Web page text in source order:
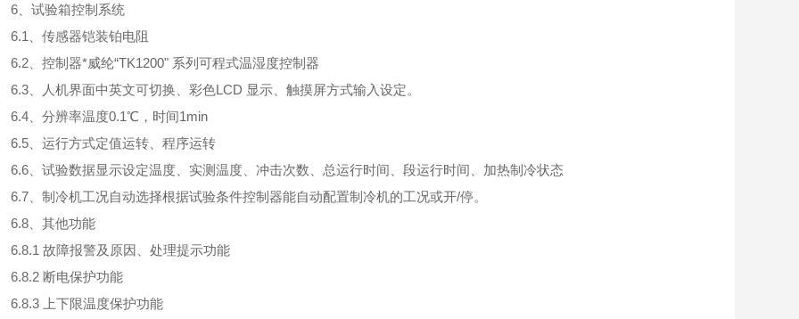
试验箱控制系统
、传感器铠装铂电阻
、控制器*威纶“TK1200" 系列可程式温湿度控制器
、人机界面中英文可切换、彩色LCD 显示、触摸屏方式输入设定。
、分辨率温度0.1℃，时间1min
、运行方式定值运转、程序运转
、试验数据显示设定温度、实测温度、冲击次数、总运行时间、段运行时间、加热制冷状态
、制冷机工况自动选择根据试验条件控制器能自动配置制冷机的工况或开/停。
、其他功能
故障报警及原因、处理提示功能
断电保护功能
上下限温度保护功能